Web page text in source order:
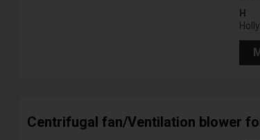
H
Holly
Centrifugal fan/Ventilation blower